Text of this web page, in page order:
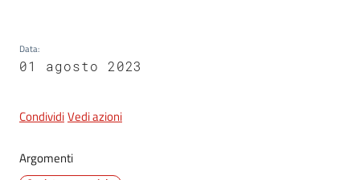
Vivere
Casalfiumanese
5x1000
Data:
01 agosto 2023
CondividiVedi azioni
Argomenti